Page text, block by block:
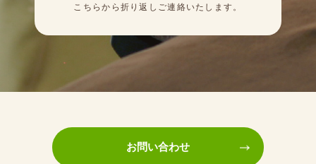
こちらから折り返しご連絡いたします。
お問い合わせ